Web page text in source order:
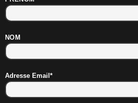
NOM
Adresse Email*